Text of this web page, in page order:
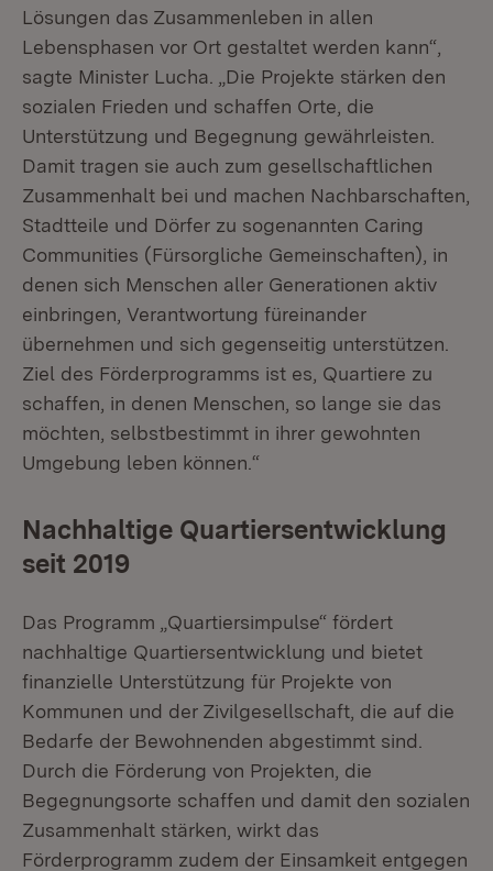
Lösungen das Zusammenleben in allen
Lebensphasen vor Ort gestaltet werden kann“,
sagte Minister Lucha. „Die Projekte stärken den
sozialen Frieden und schaffen Orte, die
Unterstützung und Begegnung gewährleisten.
Damit tragen sie auch zum gesellschaftlichen
Zusammenhalt bei und machen Nachbarschaften,
Stadtteile und Dörfer zu sogenannten Caring
Communities (Fürsorgliche Gemeinschaften), in
denen sich Menschen aller Generationen aktiv
einbringen, Verantwortung füreinander
übernehmen und sich gegenseitig unterstützen.
Ziel des Förderprogramms ist es, Quartiere zu
schaffen, in denen Menschen, so lange sie das
möchten, selbstbestimmt in ihrer gewohnten
Umgebung leben können.“
Nachhaltige Quartiersentwicklung
seit 2019
Das Programm „Quartiersimpulse“ fördert
nachhaltige Quartiersentwicklung und bietet
finanzielle Unterstützung für Projekte von
Kommunen und der Zivilgesellschaft, die auf die
Bedarfe der Bewohnenden abgestimmt sind.
Durch die Förderung von Projekten, die
Begegnungsorte schaffen und damit den sozialen
Zusammenhalt stärken, wirkt das
Förderprogramm zudem der Einsamkeit entgegen